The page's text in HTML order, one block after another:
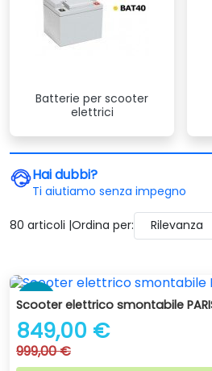
Batterie per scooter
elettrici
Hai dubbi?
Ti aiutiamo senza impegno
80 articoli |Ordina per: Rilevanza
-15 %
Scooter elettrico smontabile
849,00 €
999,00 €